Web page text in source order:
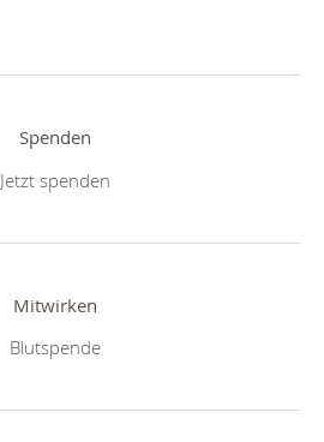
Spenden
Jetzt spenden
Mitwirken
Blutspende